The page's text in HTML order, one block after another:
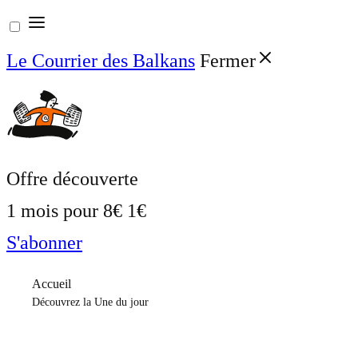
Aller
au
contenu
Le Courrier des Balkans Fermer
Offre découverte
1 mois pour 8€ 1€
S'abonner
Accueil
Découvrez la Une du jour